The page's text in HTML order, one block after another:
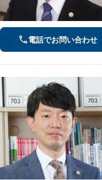
電話でお問い合わせ